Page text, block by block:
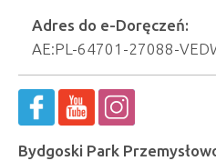
Adres do e-Doręczeń:
AE:PL-64701-27088-
Bydgoski Park